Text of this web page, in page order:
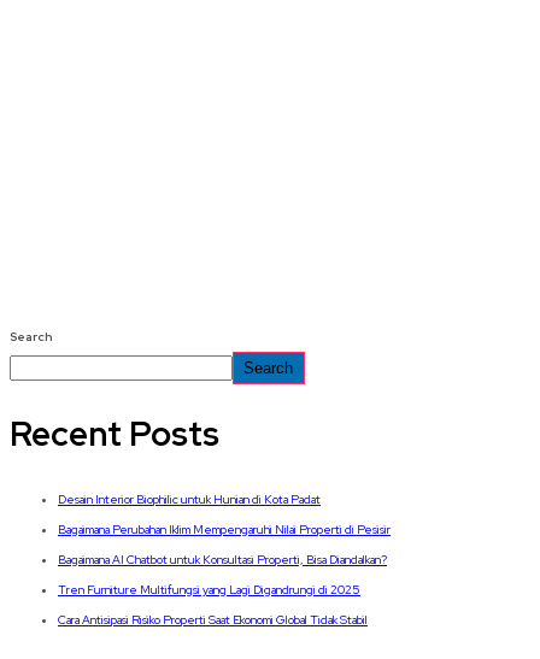
Search
Search
Recent Posts
Desain Interior Biophilic untuk Hunian di Kota Padat
Bagaimana Perubahan Iklim Mempengaruhi Nilai Properti di Pesisir
Bagaimana AI Chatbot untuk Konsultasi Properti, Bisa Diandalkan?
Tren Furniture Multifungsi yang Lagi Digandrungi di 2025
Cara Antisipasi Risiko Properti Saat Ekonomi Global Tidak Stabil